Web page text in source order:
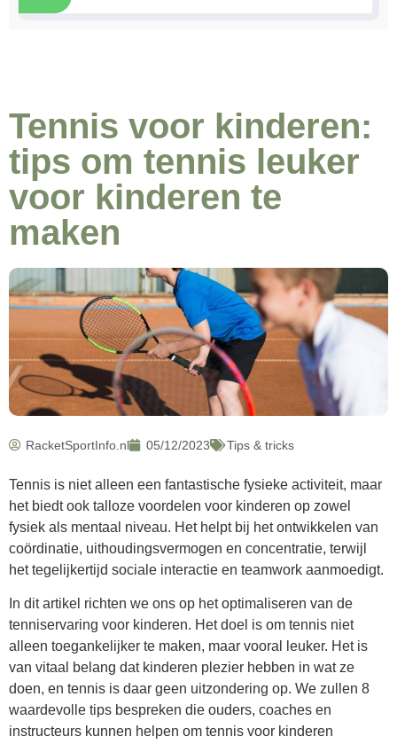
Tennis voor kinderen:
tips om tennis leuker
voor kinderen te
maken
RacketSportInfo.nl 05/12/2023 Tips & tricks
Tennis is niet alleen een fantastische fysieke activiteit, maar
het biedt ook talloze voordelen voor kinderen op zowel
fysiek als mentaal niveau. Het helpt bij het ontwikkelen van
coördinatie, uithoudingsvermogen en concentratie, terwijl
het tegelijkertijd sociale interactie en teamwork aanmoedigt.
In dit artikel richten we ons op het optimaliseren van de
tenniservaring voor kinderen. Het doel is om tennis niet
alleen toegankelijker te maken, maar vooral leuker. Het is
van vitaal belang dat kinderen plezier hebben in wat ze
doen, en tennis is daar geen uitzondering op. We zullen 8
waardevolle tips bespreken die ouders, coaches en
instructeurs kunnen helpen om tennis voor kinderen